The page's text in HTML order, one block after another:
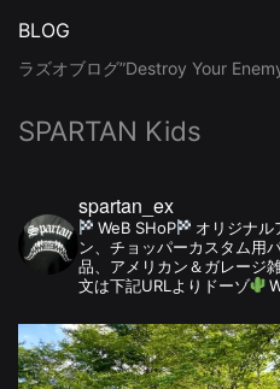
BLOG
ラズオブログ”Destroy Your
SPARTAN Kids
spartan_ex
WeB SHoP
オリジナル
ン、チョッパーカスタム用
品、アメリカン＆ガレージ
文は下記URLよりドーゾ